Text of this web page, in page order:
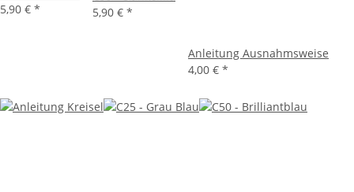
5,90 € *
5,90 € *
Anleitung Ausnahmsweise
4,00 € *